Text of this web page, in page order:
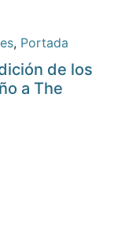
, Portada
de los
a The